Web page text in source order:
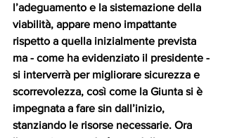
l’adeguamento e la sistemazione della
viabilità, appare meno impattante
rispetto a quella inizialmente prevista
ma - come ha evidenziato il presidente -
si interverrà per migliorare sicurezza e
scorrevolezza, così come la Giunta si è
impegnata a fare sin dall’inizio,
stanziando le risorse necessarie. Ora